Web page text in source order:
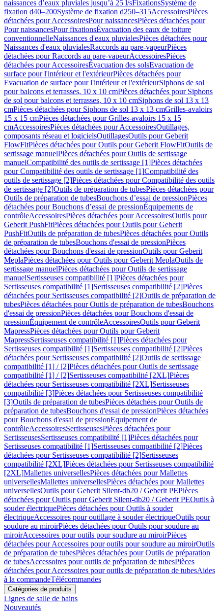
naissances d’eaux pluviales jusqu’à 25 l/sFixationsSystème de
fixation d40–200Système de fixation d250–315AccessoiresPièces
détachées pour AccessoiresPour naissancesPièces détachées pour
Pour naissancesPour fixationsÉvacuation des eaux de toiture
conventionnelleNaissances d'eaux pluvialesPièces détachées pour
Naissances d'eaux pluvialesRaccords au pare-vapeurPièces
détachées pour Raccords au pare-vapeurAccessoiresPièces
détachées pour AccessoiresÉvacuation des solsEvacuation de
surface pour l'intérieur et l'extérieurPièces détachées pour
Evacuation de surface pour l'intérieur et l'extérieurSiphons de sol
pour balcons et terrasses, 10 x 10 cmPièces détachées pour Siphons
de sol pour balcons et terrasses, 10 x 10 cmSiphons de sol 13 x 13
cmPièces détachées pour Siphons de sol 13 x 13 cmGrilles-avaloirs
15 x 15 cmPièces détachées pour Grilles-avaloirs 15 x 15
cmAccessoiresPièces détachées pour AccessoiresOutillages,
composants réseau et logicielsOutillagesOutils pour Geberit
FlowFitPièces détachées pour Outils pour Geberit FlowFitOutils de
sertissage manuelPièces détachées pour Outils de sertissage
manuelCompatibilité des outils de sertissage [1]Pièces détachées
pour Compatibilité des outils de sertissage [1]Compatibilité des
outils de sertissage [2]Pièces détachées pour Compatibilité des outils
de sertissage [2]Outils de préparation de tubesPièces détachées pour
Outils de préparation de tubesBouchons d’essai de pressionPièces
détachées pour Bouchons d’essai de pressionÉquipements de
contrôleAccessoiresPièces détachées pour AccessoiresOutils pour
Geberit PushFitPièces détachées pour Outils pour Geberit
PushFitOutils de préparation de tubesPièces détachées pour Outils
de préparation de tubesBouchons d'essai de pressionPièces
détachées pour Bouchons d'essai de pressionOutils pour Geberit
MeplaPièces détachées pour Outils pour Geberit MeplaOutils de
sertissage manuelPièces détachées pour Outils de sertissage
manuelSertisseuses compatibilité [1]Pièces détachées pour
Sertisseuses compatibilité [1]Sertisseuses compatibilité [2]Pièces
détachées pour Sertisseuses compatibilité [2]Outils de préparation de
tubesPièces détachées pour Outils de préparation de tubesBouchons
d'essai de pressionPièces détachées pour Bouchons d'essai de
pressionÉquipement de contrôleAccessoiresOutils pour Geberit
MapressPièces détachées pour Outils pour Geberit
MapressSertisseuses compatibilité [1]Pièces détachées pour
Sertisseuses compatibilité [1]Sertisseuses compatibilité [2]Pièces
détachées pour Sertisseuses compatibilité [2]Outils de sertissage
compatibilité [1] / [2]Pièces détachées pour Outils de sertissage
compatibilité [1] / [2]Sertisseuses compatibilité [2XL]Pièces
détachées pour Sertisseuses compatibilité [2XL]Sertisseuses
compatibilité [3]Pièces détachées pour Sertisseuses compatibilité
[3]Outils de préparation de tubesPièces détachées pour Outils de
préparation de tubesBouchons d'essai de pressionPièces détachées
pour Bouchons d'essai de pressionEquipement de
contrôleAccessoiresSertisseusesPièces détachées pour
SertisseusesSertisseuses compatibilité [1]Pièces détachées pour
Sertisseuses compatibilité [1]Sertisseuses compatibilité [2]Pièces
détachées pour Sertisseuses compatibilité [2]Sertisseuses
compatibilité [2XL]Pièces détachées pour Sertisseuses compatibilité
[2XL]Mallettes universellesPièces détachées pour Mallettes
universellesMallettes universellesPièces détachées pour Mallettes
universellesOutils pour Geberit Silent-db20 / Geberit PEPièces
détachées pour Outils pour Geberit Silent-db20 / Geberit PEOutils à
souder électriquePièces détachées pour Outils à souder
électriqueAccessoires pour outillage à souder électriqueOutils pour
soudure au miroirPièces détachées pour Outils pour soudure au
miroirAccessoires pour outils pour soudure au miroirPièces
détachées pour Accessoires pour outils pour soudure au miroirOutils
de préparation de tubesPièces détachées pour Outils de préparation
de tubesAccessoires pour outils de préparation de tubesPièces
détachées pour Accessoires pour outils de préparation de tubesAides
à la commandeTélécommandes
Catégories de produits
Lignes de salle de bains
Nouveautés